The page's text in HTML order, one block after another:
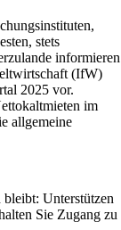
stets
informieren
(IfW)
2025 vor.
im
allgemeine
Unterstützen
Sie Zugang zu